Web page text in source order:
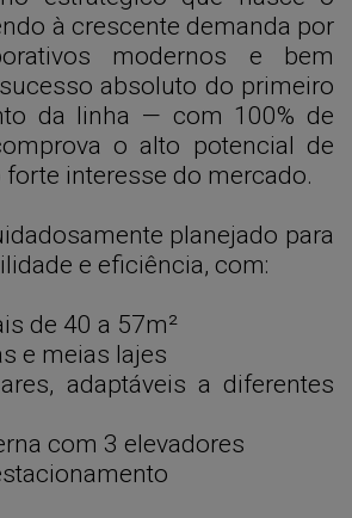
à crescente demanda por
modernos e bem
absoluto do primeiro
da linha — com 100% de
o alto potencial de
interesse do mercado.
planejado para
e eficiência, com:
de 40 a 57m²
e meias lajes
adaptáveis a diferentes
com 3 elevadores